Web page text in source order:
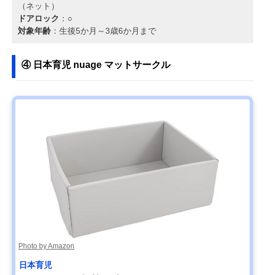
（ネット）
ドアロック ：○
対象年齢 ：生後5か月～3歳6か月まで
④ 日本育児 nuage マットサークル
Photo by Amazon
日本育児